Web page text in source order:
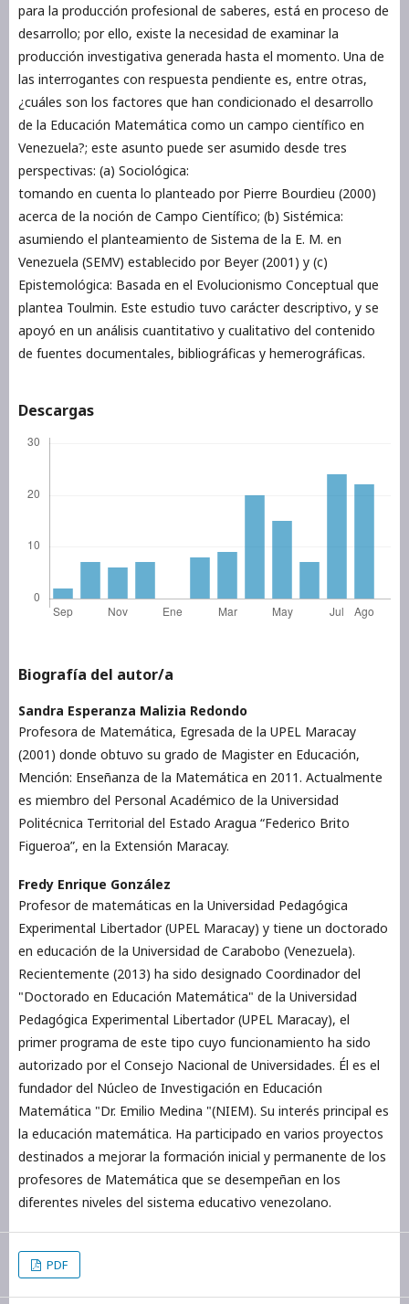
para la producción profesional de saberes, está en proceso de
desarrollo; por ello, existe la necesidad de examinar la
producción investigativa generada hasta el momento. Una de
las interrogantes con respuesta pendiente es, entre otras,
¿cuáles son los factores que han condicionado el desarrollo
de la Educación Matemática como un campo científico en
Venezuela?; este asunto puede ser asumido desde tres
perspectivas: (a) Sociológica:
tomando en cuenta lo planteado por Pierre Bourdieu (2000)
acerca de la noción de Campo Científico; (b) Sistémica:
asumiendo el planteamiento de Sistema de la E. M. en
Venezuela (SEMV) establecido por Beyer (2001) y (c)
Epistemológica: Basada en el Evolucionismo Conceptual que
plantea Toulmin. Este estudio tuvo carácter descriptivo, y se
apoyó en un análisis cuantitativo y cualitativo del contenido
de fuentes documentales, bibliográficas y hemerográficas.
Descargas
Biografía del autor/a
Sandra Esperanza Malizia Redondo
Profesora de Matemática, Egresada de la UPEL Maracay
(2001) donde obtuvo su grado de Magister en Educación,
Mención: Enseñanza de la Matemática en 2011. Actualmente
es miembro del Personal Académico de la Universidad
Politécnica Territorial del Estado Aragua “Federico Brito
Figueroa”, en la Extensión Maracay.
Fredy Enrique González
Profesor de matemáticas en la Universidad Pedagógica
Experimental Libertador (UPEL Maracay) y tiene un doctorado
en educación de la Universidad de Carabobo (Venezuela).
Recientemente (2013) ha sido designado Coordinador del
"Doctorado en Educación Matemática" de la Universidad
Pedagógica Experimental Libertador (UPEL Maracay), el
primer programa de este tipo cuyo funcionamiento ha sido
autorizado por el Consejo Nacional de Universidades. Él es el
fundador del Núcleo de Investigación en Educación
Matemática "Dr. Emilio Medina "(NIEM). Su interés principal es
la educación matemática. Ha participado en varios proyectos
destinados a mejorar la formación inicial y permanente de los
profesores de Matemática que se desempeñan en los
diferentes niveles del sistema educativo venezolano.
PDF